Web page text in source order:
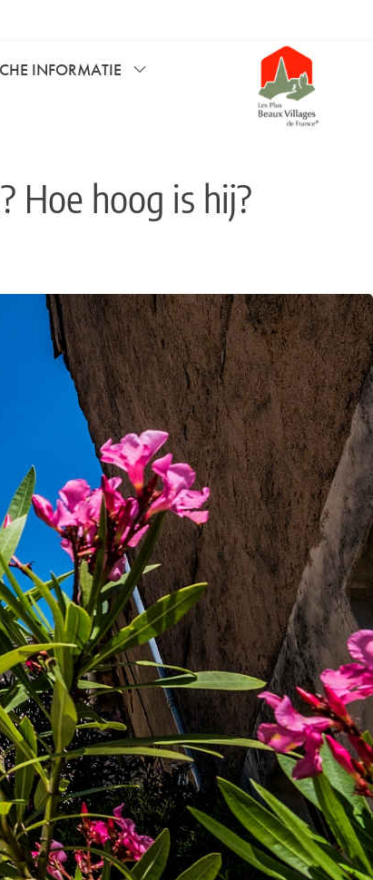
INFORMATIE
Hoe hoog is hij?